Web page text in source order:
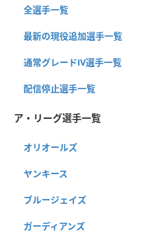
全選手一覧
最新の現役追加選手一覧
通常グレードⅣ選手一覧
配信停止選手一覧
ア・リーグ選手一覧
オリオールズ
ヤンキース
ブルージェイズ
ガーディアンズ